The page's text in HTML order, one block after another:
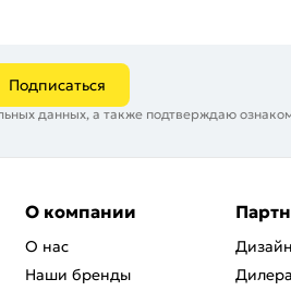
Подписаться
данных, а также подтверждаю
О компании
О нас
Наши бренды